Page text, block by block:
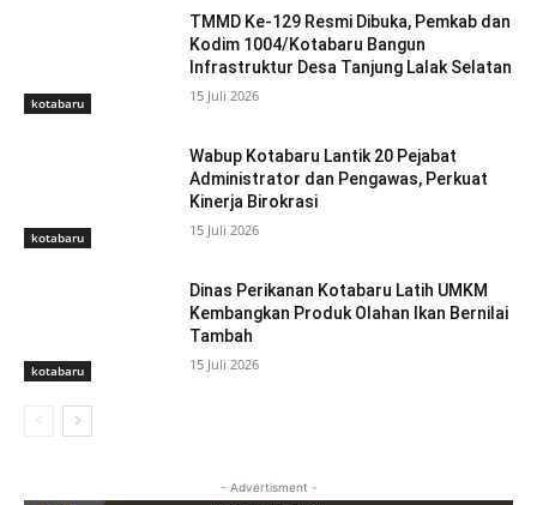
kotabaru
TMMD Ke-129 Resmi Dibuka, Pemkab dan
Kodim 1004/Kotabaru Bangun
Infrastruktur Desa Tanjung Lalak Selatan
15 Juli 2026
kotabaru
Wabup Kotabaru Lantik 20 Pejabat
Administrator dan Pengawas, Perkuat
Kinerja Birokrasi
15 Juli 2026
kotabaru
Dinas Perikanan Kotabaru Latih UMKM
Kembangkan Produk Olahan Ikan Bernilai
Tambah
15 Juli 2026
- Advertisment -